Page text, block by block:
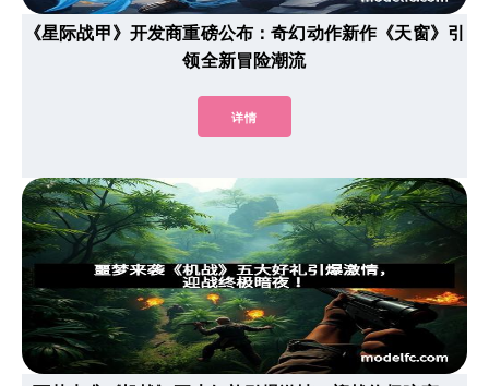
《星际战甲》开发商重磅公布：奇幻动作新作《天窗》引
领全新冒险潮流
详情